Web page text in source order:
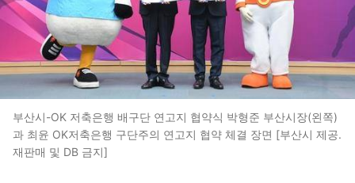
부산시-OK 저축은행 배구단 연고지 협약식 박형준 부산시장(왼쪽)
과 최윤 OK저축은행 구단주의 연고지 협약 체결 장면 [부산시 제공.
재판매 및 DB 금지]